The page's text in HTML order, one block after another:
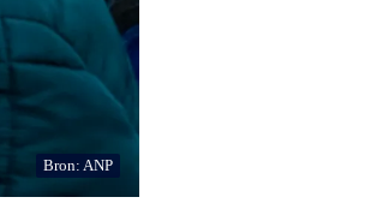
Bron: ANP